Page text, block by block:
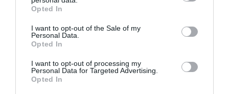
grant or deny consent to Google and its third-party tags to
use your data for below specified purposes in below Google
consent section.
Opted In
I want to opt-out of the Sale of my
Personal Data.
Opted In
I want to opt-out of processing my
Personal Data for Targeted Advertising.
Opted In
Politico: Γιατί η Μελόνι ανεβάζει τους τόνους
στο Μεταναστευτικό και συγκρούεται με την
Ισπανία